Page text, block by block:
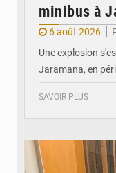
minibus à
6 août 2026
Une explosion
Jaramana, en
SAVOIR PLUS